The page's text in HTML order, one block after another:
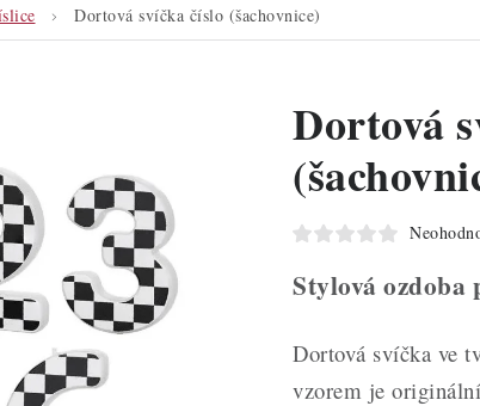
Dortová svíčka číslo (šachovnice)
Dortová
Stylová ozdoba
Dortová svíčka ve
vzorem je